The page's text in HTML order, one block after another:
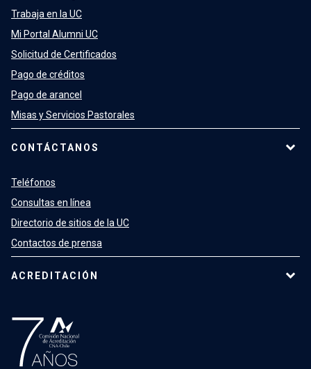
Trabaja en la UC
Mi Portal Alumni UC
Solicitud de Certificados
Pago de créditos
Pago de arancel
Misas y Servicios Pastorales
CONTÁCTANOS
Teléfonos
Consultas en línea
Directorio de sitios de la UC
Contactos de prensa
ACREDITACIÓN